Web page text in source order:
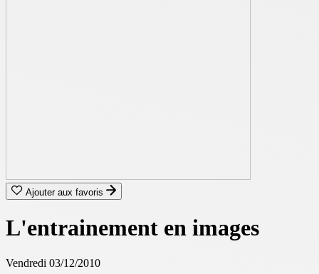
Ajouter aux favoris
L'entrainement en images
Vendredi 03/12/2010